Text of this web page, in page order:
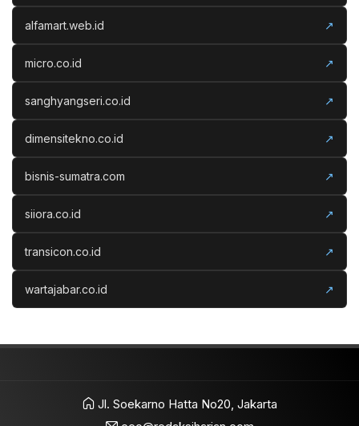
alfamart.web.id ↗
micro.co.id ↗
sanghyangseri.co.id ↗
dimensitekno.co.id ↗
bisnis-sumatra.com ↗
siiora.co.id ↗
transicon.co.id ↗
wartajabar.co.id ↗
Jl. Soekarno Hatta No20, Jakarta